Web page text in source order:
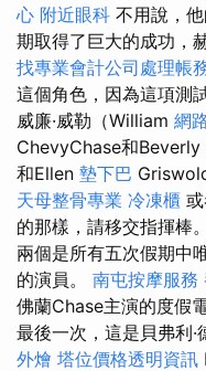
心 附近眼科 不用說，
期取得了巨大的成功，
找專業會計公司處理帳
這個角色，因為這項測
威廉·威勒（William 網
ChevyChase和Beverly
和Ellen 墊下巴
天母整骨專業 冷凍櫃
的那樣，請移交指揮棒。
兩個是所有五次假期中
的演員。 南屯按摩服務
佛蘭Chase主演的度假
最後一次，這是貝弗利·
外燴 塔位價格透明資訊